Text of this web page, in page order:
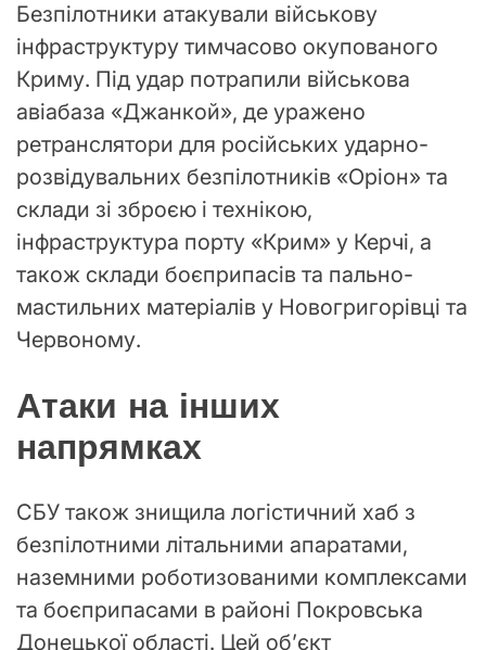
Безпілотники атакували військову
інфраструктуру тимчасово окупованого
Криму. Під удар потрапили військова
авіабаза «Джанкой», де уражено
ретранслятори для російських ударно-
розвідувальних безпілотників «Оріон» та
склади зі зброєю і технікою,
інфраструктура порту «Крим» у Керчі, а
також склади боєприпасів та пально-
мастильних матеріалів у Новогригорівці та
Червоному.
Атаки на інших
напрямках
СБУ також знищила логістичний хаб з
безпілотними літальними апаратами,
наземними роботизованими комплексами
та боєприпасами в районі Покровська
Донецької області. Цей об’єкт